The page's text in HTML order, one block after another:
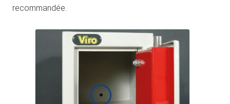
recommandée.